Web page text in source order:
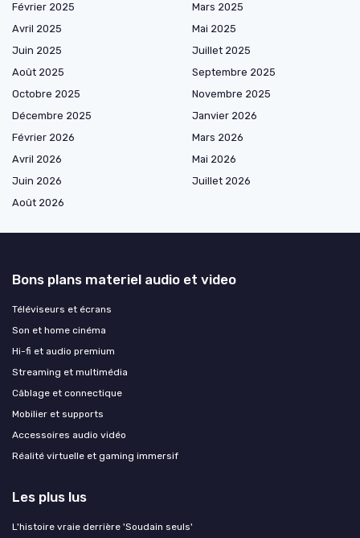
Février 2025
Mars 2025
Avril 2025
Mai 2025
Juin 2025
Juillet 2025
Août 2025
Septembre 2025
Octobre 2025
Novembre 2025
Décembre 2025
Janvier 2026
Février 2026
Mars 2026
Avril 2026
Mai 2026
Juin 2026
Juillet 2026
Août 2026
Bons plans materiel audio et video
Téléviseurs et écrans
Son et home cinéma
Hi-fi et audio premium
Streaming et multimédia
Câblage et connectique
Mobilier et supports
Accessoires audio vidéo
Réalité virtuelle et gaming immersif
Les plus lus
L'histoire vraie derrière 'Soudain seuls'